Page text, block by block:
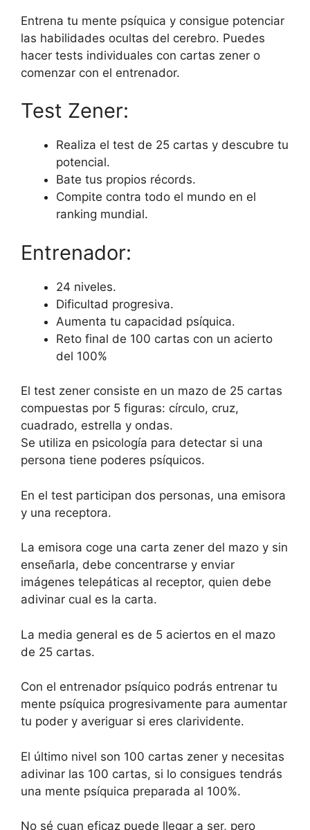
Entrena tu mente psíquica y consigue potenciar
las habilidades ocultas del cerebro. Puedes
hacer tests individuales con cartas zener o
comenzar con el entrenador.
Test Zener:
Realiza el test de 25 cartas y descubre tu
potencial.
Bate tus propios récords.
Compite contra todo el mundo en el
ranking mundial.
Entrenador:
24 niveles.
Dificultad progresiva.
Aumenta tu capacidad psíquica.
Reto final de 100 cartas con un acierto
del 100%
El test zener consiste en un mazo de 25 cartas
compuestas por 5 figuras: círculo, cruz,
cuadrado, estrella y ondas.
Se utiliza en psicología para detectar si una
persona tiene poderes psíquicos.
En el test participan dos personas, una emisora
y una receptora.
La emisora coge una carta zener del mazo y sin
enseñarla, debe concentrarse y enviar
imágenes telepáticas al receptor, quien debe
adivinar cual es la carta.
La media general es de 5 aciertos en el mazo
de 25 cartas.
Con el entrenador psíquico podrás entrenar tu
mente psíquica progresivamente para aumentar
tu poder y averiguar si eres clarividente.
El último nivel son 100 cartas zener y necesitas
adivinar las 100 cartas, si lo consigues tendrás
una mente psíquica preparada al 100%.
No sé cuan eficaz puede llegar a ser, pero